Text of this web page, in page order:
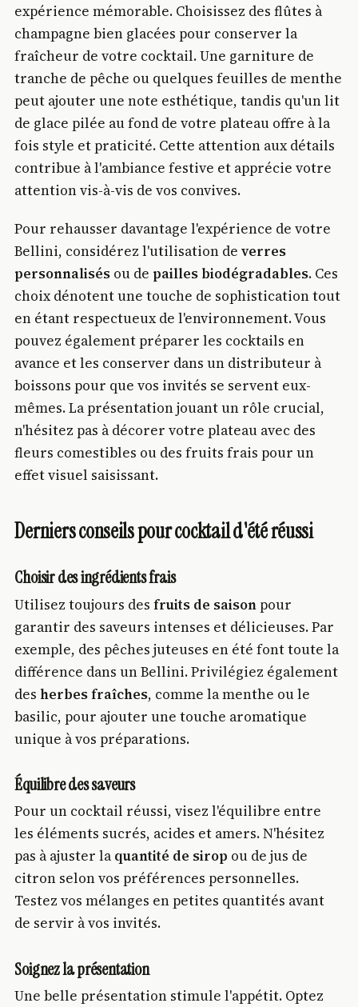
expérience mémorable. Choisissez des flûtes à
champagne bien glacées pour conserver la
fraîcheur de votre cocktail. Une garniture de
tranche de pêche ou quelques feuilles de menthe
peut ajouter une note esthétique, tandis qu'un lit
de glace pilée au fond de votre plateau offre à la
fois style et praticité. Cette attention aux détails
contribue à l'ambiance festive et apprécie votre
attention vis-à-vis de vos convives.
Pour rehausser davantage l'expérience de votre
Bellini, considérez l'utilisation deverres
personnalisés ou de pailles biodégradables. Ces
choix dénotent une touche de sophistication tout
en étant respectueux de l'environnement. Vous
pouvez également préparer les cocktails en
avance et les conserver dans un distributeur à
boissons pour que vos invités se servent eux-
mêmes. La présentation jouant un rôle crucial,
n'hésitez pas à décorer votre plateau avec des
fleurs comestibles ou des fruits frais pour un
effet visuel saisissant.
Derniers conseils pour cocktail d'été réussi
Choisir des ingrédients frais
Utilisez toujours desfruits de saisonpour
garantir des saveurs intenses et délicieuses. Par
exemple, des pêches juteuses en été font toute la
différence dans un Bellini. Privilégiez également
desherbes fraîches, comme la menthe ou le
basilic, pour ajouter une touche aromatique
unique à vos préparations.
Équilibre des saveurs
Pour un cocktail réussi, visez l'équilibre entre
les éléments sucrés, acides et amers. N'hésitez
pas à ajuster la quantité de sirop ou de jus de
citron selon vos préférences personnelles.
Testez vos mélanges en petites quantités avant
de servir à vos invités.
Soignez la présentation
Une belle présentation stimule l'appétit. Optez